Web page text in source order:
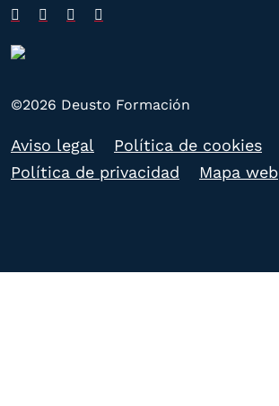
©2026 Deusto Formación
Aviso legal
Política de cookies
Política de privacidad
Mapa web